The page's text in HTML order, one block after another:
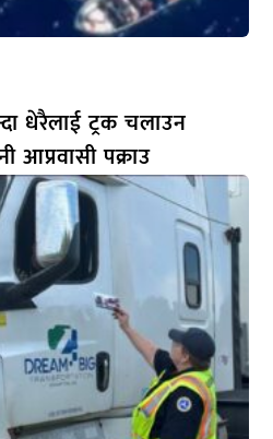
धेरैलाई ट्रक चलाउन
आप्रवासी पक्राउ